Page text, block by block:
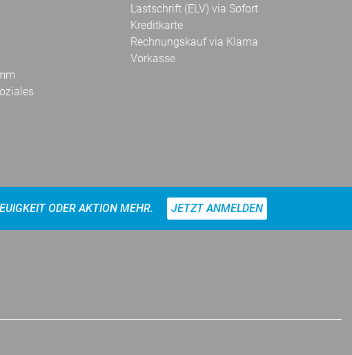
Lastschrift (ELV) via Sofort
Kreditkarte
Rechnungskauf via Klarna
Vorkasse
ODER AKTION MEHR. JETZT ANMELDEN